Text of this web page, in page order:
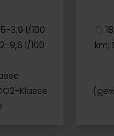
3,9 l/100
9,6 l/100
Klasse
km;